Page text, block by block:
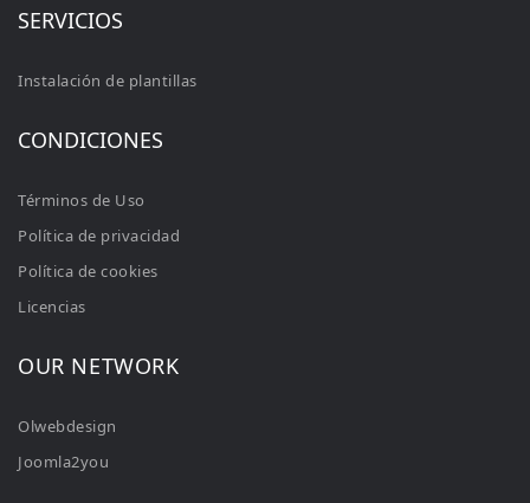
SERVICIOS
Instalación de plantillas
CONDICIONES
Términos de Uso
Política de privacidad
Política de cookies
Licencias
OUR NETWORK
Olwebdesign
Joomla2you